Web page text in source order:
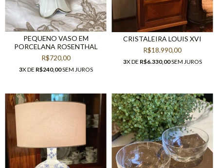
PEQUENO VASO EM
PORCELANA ROSENTHAL
R$720,00
3X DE R$240,00SEM JUROS
CRISTALEIRA LOUIS XVI
R$18.990,00
3X DE R$6.330,00SEM JUROS